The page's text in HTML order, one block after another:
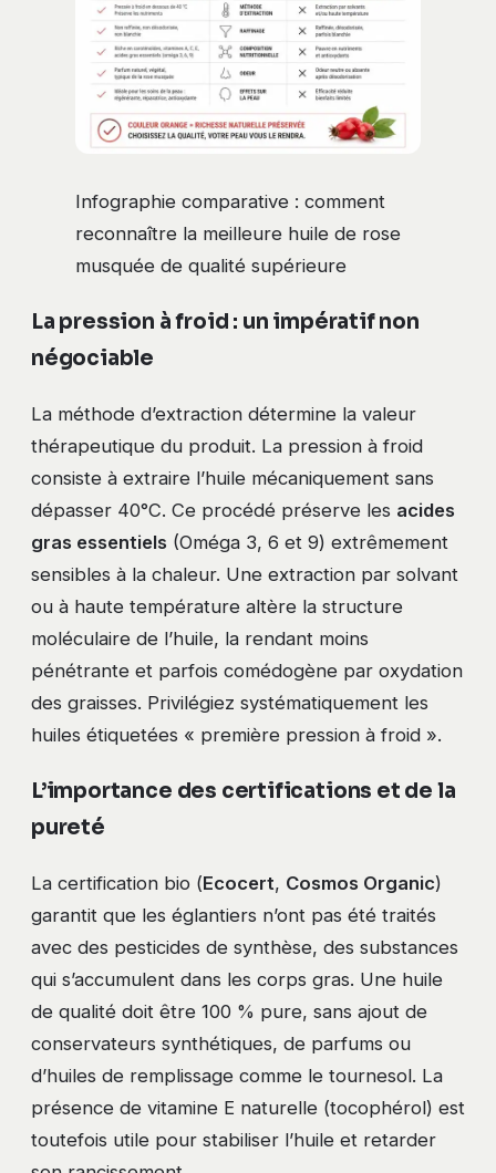
Infographie comparative : comment
reconnaître la meilleure huile de rose
musquée de qualité supérieure
La pression à froid : un impératif non
négociable
La méthode d’extraction détermine la valeur
thérapeutique du produit. La pression à froid
consiste à extraire l’huile mécaniquement sans
dépasser 40°C. Ce procédé préserve les acides
gras essentiels (Oméga 3, 6 et 9) extrêmement
sensibles à la chaleur. Une extraction par solvant
ou à haute température altère la structure
moléculaire de l’huile, la rendant moins
pénétrante et parfois comédogène par oxydation
des graisses. Privilégiez systématiquement les
huiles étiquetées « première pression à froid ».
L’importance des certifications et de la
pureté
La certification bio (Ecocert, Cosmos Organic)
garantit que les églantiers n’ont pas été traités
avec des pesticides de synthèse, des substances
qui s’accumulent dans les corps gras. Une huile
de qualité doit être 100 % pure, sans ajout de
conservateurs synthétiques, de parfums ou
d’huiles de remplissage comme le tournesol. La
présence de vitamine E naturelle (tocophérol) est
toutefois utile pour stabiliser l’huile et retarder